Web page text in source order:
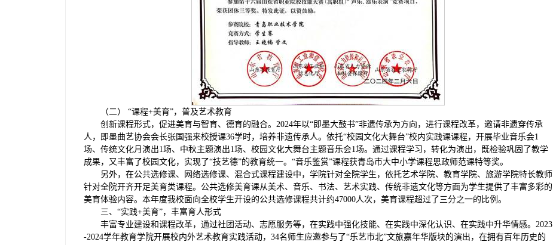
（二） “课程+美育”，普及艺术教育
创新课程形式，促进美育与智育、德育的融合。2024年以“即墨大鼓书”非遗传承为方向，进行课程改革，邀请非遗穿传承
人，即墨曲艺协会会长张国强来校授课36学时，培养非遗传承人。依托“校园文化大舞台”校内实践课课程，开展毕业音乐会1
场、传统文化月演出1场、中秋主题演出1场、校园文化大舞台主题音乐会1场。通过课程学习，转化为演出，既检验巩固了教学
成果，又丰富了校园文化，实现了“技艺德”的教育统一。“音乐鉴赏”课程获青岛市大中小学课程思政师范课特等奖。
另外，在公共选修课、网络选修课、混合式课程建设中，学院针对全院学生，依托艺术学院、教育学院、旅游学院特长教师
针对全院开齐开足美育类课程。公共选修美育课从美术、音乐、书法、艺术实践、传统非遗文化等方面为学生提供了丰富多彩的
美育体验内容。本年度我校面向全校学生开设的公共选修课程共计约47000人次，美育课程超过了三分之一的比例。
三、“实践+美育”，丰富育人形式
丰富专业建设和课程改革，通过社团活动、志愿服务等，在实践中强化技能、在实践中深化认识、在实践中升华情感。2023
-2024学年教育学院开展校内外艺术教育实践活动，34名师生应邀参与了“乐艺市北”文旅嘉年华版块的演出，在拥有百年历史的